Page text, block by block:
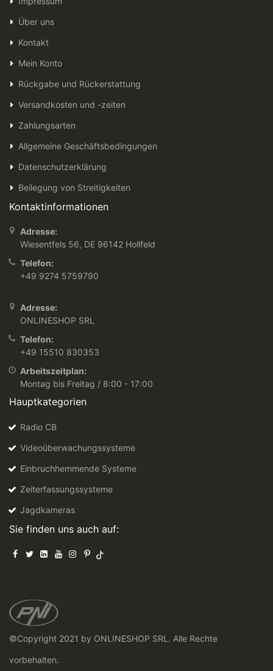
Über uns
Kontakt
Mein Konto
Rückgabe und Rückerstattung
Versandkosten und -zeiten
Zahlungsarten
Allgemeine Geschäftsbedingungen
Datenschutzerklärung
Beilegung von Streitigkeiten
Kontaktinformationen
Adresse:
Wiesentfels 56, DE 96142 Hollfeld
Telefon:
+49 9274 5759790
Adresse:
ONLINESHOP SRL
Telefon:
+49 15510 830353
Arbeitszeitplan:
Montag bis Freitag / 8:00 - 17:00
Hauptkategorien
Radio CB
Videoüberwachungssysteme
Einbruchhemmende Systeme
Zeiterfassungssysteme
Jagdkameras
Sie finden uns auch auf:
©Copyright 2021 by ONLINESHOP SRL. Alle Rechte
vorbehalten.